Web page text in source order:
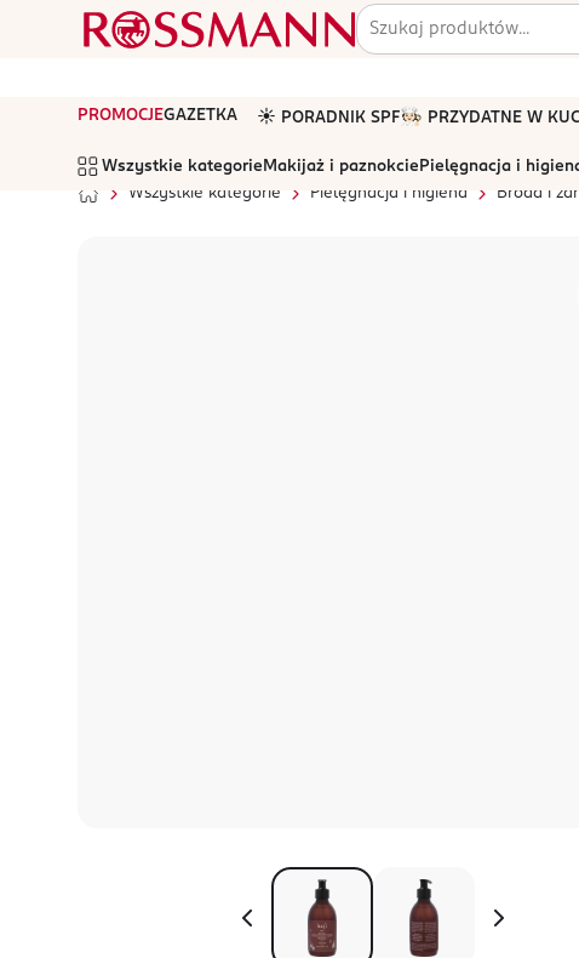
PROMOCJEGAZETKA ☀️ PORADNIK SPF🧑🏻‍🍳 PRZYDATNE W
Wszystkie kategorie Makijaż i paznokcie Pielęgnacja i
Wszystkie kategorie
Pielęgnacja i higiena Broda i